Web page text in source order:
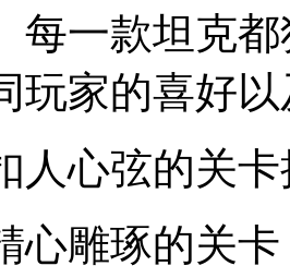
每一款坦克
玩家的喜好
人心弦的关
心雕琢的关